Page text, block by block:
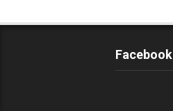
Facebook